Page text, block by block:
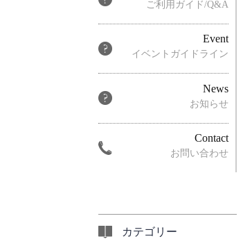
ご利用ガイド/Q&A
Event
イベントガイドライン
News
お知らせ
Contact
お問い合わせ
カテゴリー